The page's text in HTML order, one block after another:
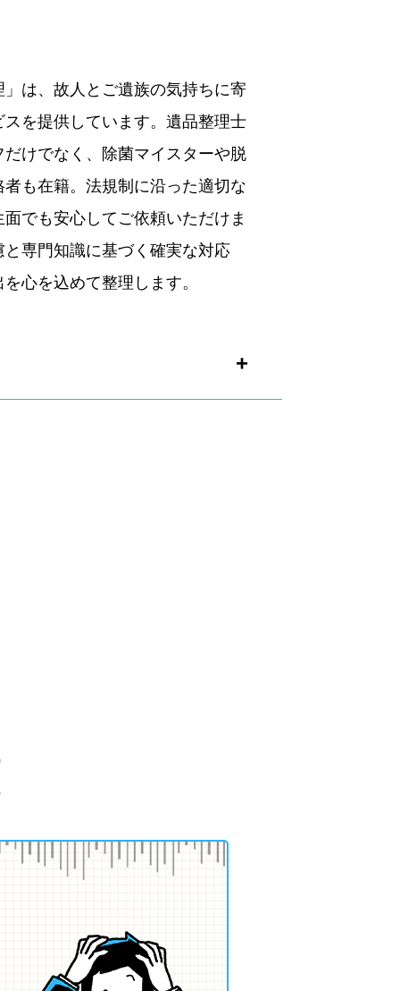
は、故人とご遺族の気持ちに寄
を提供しています。遺品整理士
けでなく、除菌マイスターや脱
も在籍。法規制に沿った適切な
でも安心してご依頼いただけま
専門知識に基づく確実な対応
心を込めて整理します。